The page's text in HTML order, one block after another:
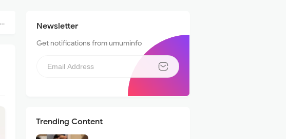
Newsletter
Get notifications from umuminfo
Trending Content